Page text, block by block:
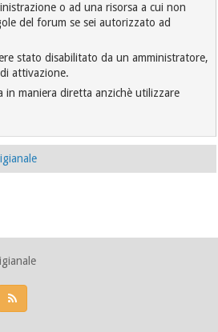
o ad una risorsa a cui non
del forum se sei autorizzato ad
stato disabilitato da un amministratore,
attivazione.
in maniera diretta anzichè utilizzare